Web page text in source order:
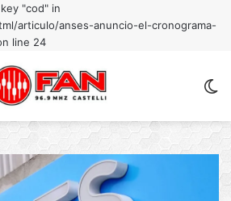
"cod" in
articulo/anses-anuncio-el-cronograma-
line 24